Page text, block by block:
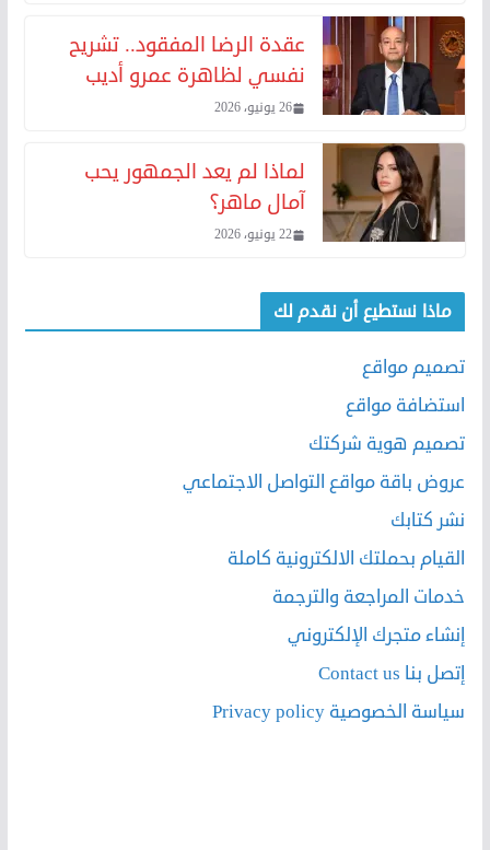
عقدة الرضا المفقود.. تشريح
نفسي لظاهرة عمرو أديب
26 يونيو، 2026
لماذا لم يعد الجمهور يحب
آمال ماهر؟
22 يونيو، 2026
ماذا نستطيع أن نقدم لك
تصميم مواقع
استضافة مواقع
تصميم هوية شركتك
عروض باقة مواقع التواصل الاجتماعي
نشر كتابك
القيام بحملتك الالكترونية كاملة
خدمات المراجعة والترجمة
إنشاء متجرك الإلكتروني
إتصل بنا Contact us
سياسة الخصوصية Privacy policy